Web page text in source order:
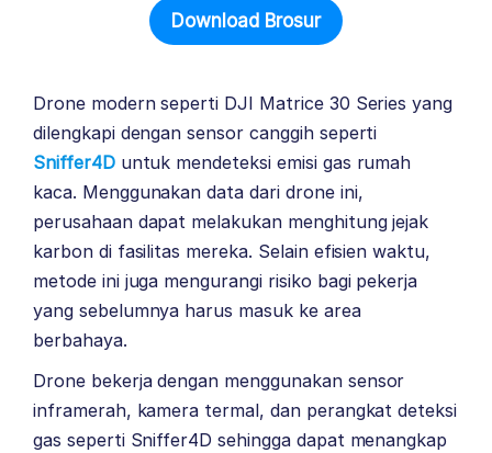
Download Brosur
Drone modern seperti DJI Matrice 30 Series yang
dilengkapi dengan sensor canggih seperti
Sniffer4D untuk mendeteksi emisi gas rumah
kaca. Menggunakan data dari drone ini,
perusahaan dapat melakukan menghitung jejak
karbon di fasilitas mereka. Selain efisien waktu,
metode ini juga mengurangi risiko bagi pekerja
yang sebelumnya harus masuk ke area
berbahaya.
Drone bekerja dengan menggunakan sensor
inframerah, kamera termal, dan perangkat deteksi
gas seperti Sniffer4D sehingga dapat menangkap